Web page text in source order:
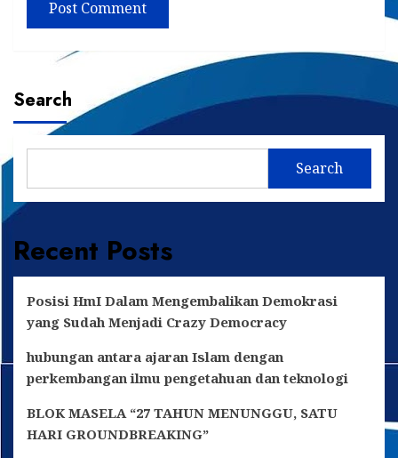
Search
Search
Recent Posts
Posisi HmI Dalam Mengembalikan Demokrasi
yang Sudah Menjadi Crazy Democracy
hubungan antara ajaran Islam dengan
perkembangan ilmu pengetahuan dan teknologi
BLOK MASELA “27 TAHUN MENUNGGU, SATU
HARI GROUNDBREAKING”